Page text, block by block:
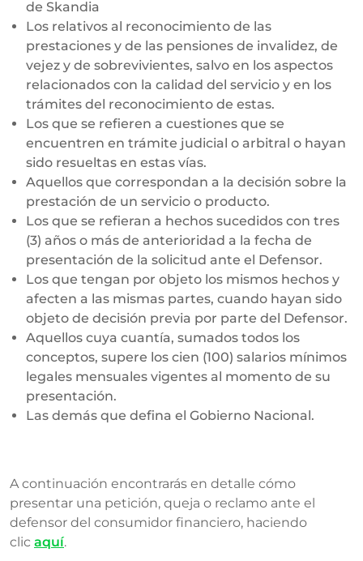
de Skandia
Los relativos al reconocimiento de las
prestaciones y de las pensiones de invalidez, de
vejez y de sobrevivientes, salvo en los aspectos
relacionados con la calidad del servicio y en los
trámites del reconocimiento de estas.
Los que se refieren a cuestiones que se
encuentren en trámite judicial o arbitral o hayan
sido resueltas en estas vías.
Aquellos que correspondan a la decisión sobre la
prestación de un servicio o producto.
Los que se refieran a hechos sucedidos con tres
(3) años o más de anterioridad a la fecha de
presentación de la solicitud ante el Defensor.
Los que tengan por objeto los mismos hechos y
afecten a las mismas partes, cuando hayan sido
objeto de decisión previa por parte del Defensor.
Aquellos cuya cuantía, sumados todos los
conceptos, supere los cien (100) salarios mínimos
legales mensuales vigentes al momento de su
presentación.
Las demás que defina el Gobierno Nacional.
A continuación encontrarás en detalle cómo
presentar una petición, queja o reclamo ante el
defensor del consumidor financiero, haciendo
clic aquí.